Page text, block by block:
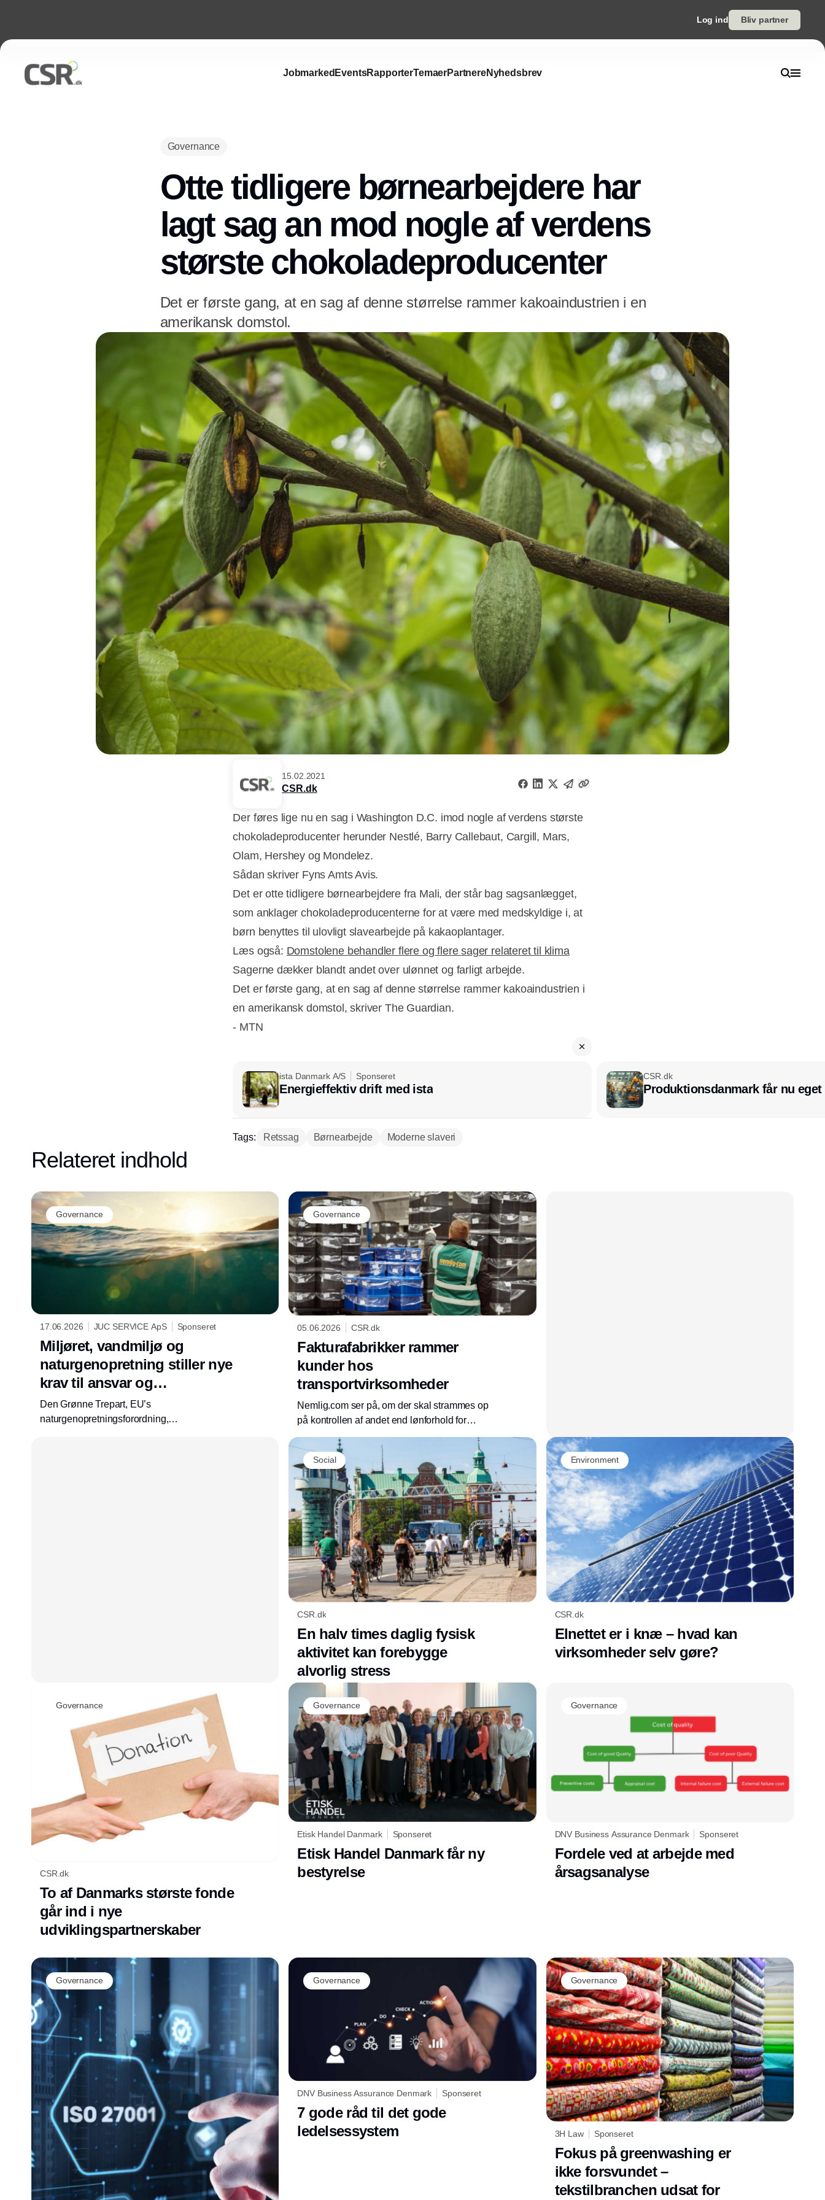
Log ind Bliv partner
Jobmarked EventsRapporterTemaerPartnereNyhedsbrev
Governance
Otte tidligere børnearbejdere har
lagt sag an mod nogle af verdens
største chokoladeproducenter
Det er første gang, at en sag af denne størrelse rammer kakoaindustrien i en
amerikansk domstol.
15.02.2021
CSR.dk
Der føres lige nu en sag i Washington D.C. imod nogle af verdens største
chokoladeproducenter herunder Nestlé, Barry Callebaut, Cargill, Mars,
Olam, Hershey og Mondelez.
Sådan skriver Fyns Amts Avis.
Det er otte tidligere børnearbejdere fra Mali, der står bag sagsanlægget,
som anklager chokoladeproducenterne for at være med medskyldige i, at
børn benyttes til ulovligt slavearbejde på kakaoplantager.
Læs også: Domstolene behandler flere og flere sager relateret til klima
Sagerne dækker blandt andet over ulønnet og farligt arbejde.
Det er første gang, at en sag af denne størrelse rammer kakoaindustrien i
en amerikansk domstol, skriver The Guardian.
- MTN
ista Danmark A/S Sponseret
Energieffektiv drift med ista
CSR.dk
Produktionsdanmark får nu eget
Tags: Retssag Børnearbejde Moderne slaveri
Relateret indhold
Governance
17.06.2026 JUC SERVICE ApS Sponseret
Miljøret, vandmiljø og
naturgenopretning stiller nye
krav til ansvar og
gennemførelse
Den Grønne Trepart, EU’s
naturgenopretningsforordning,
Governance
05.06.2026 CSR.dk
Fakturafabrikker rammer
kunder hos
transportvirksomheder
Nemlig.com ser på, om der skal strammes op
på kontrollen af andet end lønforhold for
chaufførerne hos deres transportleverandører.
"Vi vil ikke have samarbejdspartnere med
uorden i forretningsførelsen".
Social
CSR.dk
En halv times daglig fysisk
aktivitet kan forebygge
alvorlig stress
Environment
CSR.dk
Elnettet er i knæ – hvad kan
virksomheder selv gøre?
Governance
CSR.dk
To af Danmarks største fonde
går ind i nye
udviklingspartnerskaber
Governance
Etisk Handel Danmark Sponseret
Etisk Handel Danmark får ny
bestyrelse
Governance
DNV Business Assurance Denmark Sponseret
Fordele ved at arbejde med
årsagsanalyse
Governance Governance
DNV Business Assurance Denmark Sponseret
7 gode råd til det gode
ledelsessystem
Governance
3H Law Sponseret
Fokus på greenwashing er
ikke forsvundet –
tekstilbranchen udsat for